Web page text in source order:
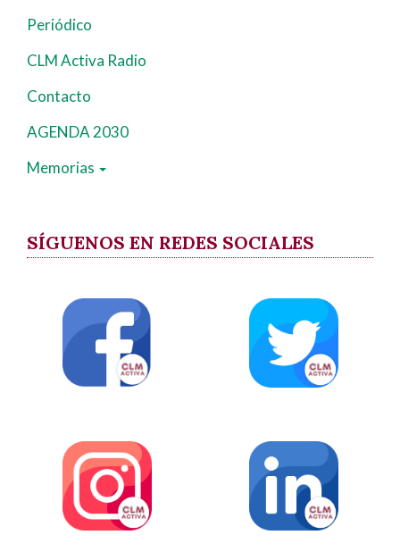
Periódico
CLM Activa Radio
Contacto
AGENDA 2030
Memorias
SÍGUENOS EN REDES SOCIALES